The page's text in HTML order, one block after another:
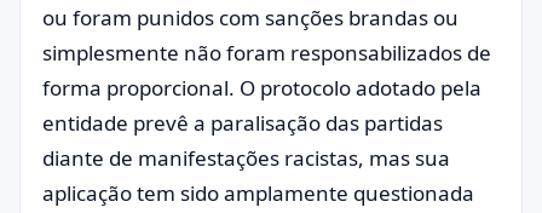
ou foram punidos com sanções brandas ou
simplesmente não foram responsabilizados de
forma proporcional. O protocolo adotado pela
entidade prevê a paralisação das partidas
diante de manifestações racistas, mas sua
aplicação tem sido amplamente questionada